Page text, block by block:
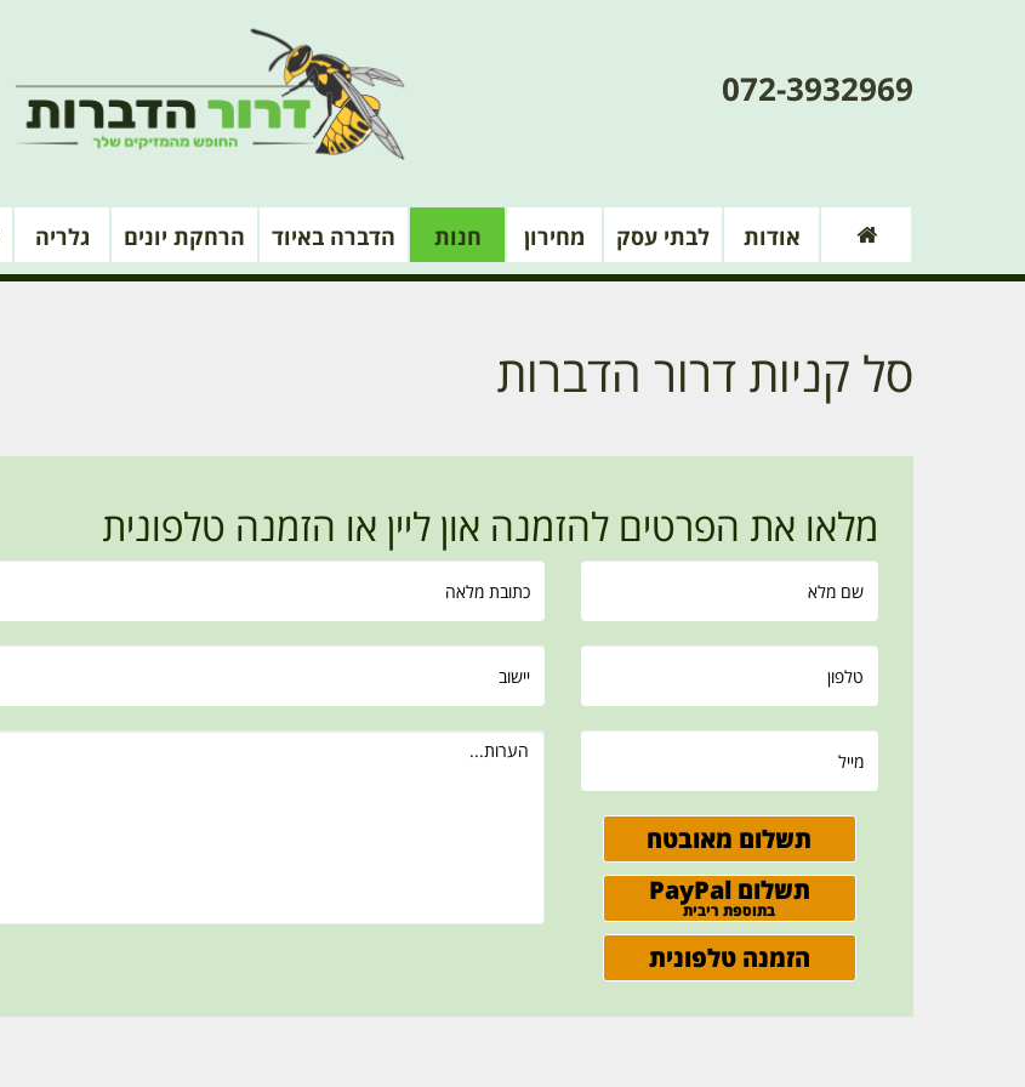
072-3932969
אודות לבתי עסק מחירון חנות הדברה באיוד הרחקת יונים גלריה
סל קניות דרור הדברות
מלאו את הפרטים להזמנה און ליין או הזמנה טלפונית
תשלום מאובטח
תשלום PayPal
בתוספת ריבית
הזמנה טלפונית